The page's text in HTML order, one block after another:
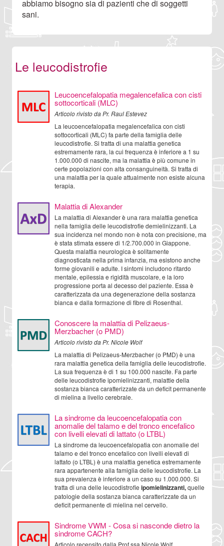
abbiamo bisogno sia di pazienti che di soggetti
sani.
Le leucodistrofie
Leucoencefalopatia megalencefalica con cisti
sottocorticali (MLC)
Articolo rivisto da Pr. Raul Estevez
La leucoencefalopatia megalencefalica con cisti
sottocorticali (MLC) fa parte della famiglia delle
leucodistrofie. Si tratta di una malattia genetica
estremamente rara, la cui frequenza è inferiore a 1 su
1.000.000 di nascite, ma la malattia è più comune in
certe popolazioni con alta consanguineità. Si tratta di
una malattia per la quale attualmente non esiste alcuna
terapia.
Malattia di Alexander
La malattia di Alexander è una rara malattia genetica
nella famiglia delle leucodistrofie demielinizzanti. La
sua incidenza nel mondo non è nota con precisione, ma
è stata stimata essere di 1/2.700.000 in Giappone.
Questa malattia neurologica è solitamente
diagnosticata nella prima infanzia, ma esistono anche
forme giovanili e adulte. I sintomi includono ritardo
mentale, epilessia e rigidità muscolare, e la loro
progressione porta al decesso del paziente. Essa è
caratterizzata da una degenerazione della sostanza
bianca e dalla formazione di fibre di Rosenthal.
Conoscere la malattia di Pelizaeus-
Merzbacher (o PMD)
Articolo rivisto da Pr. Nicole Wolf
La malattia di Pelizaeus-Merzbacher (o PMD) è una
rara malattia genetica della famiglia delle leucodistrofie.
La sua frequenza è di 1 su 100.000 nascite. Fa parte
delle leucodistrofie ipomielinizzanti, malattie della
sostanza bianca caratterizzate da un deficit permanente
di mielina a livello cerebrale.
La sindrome da leucoencefalopatia con
anomalie del talamo e del tronco encefalico
con livelli elevati di lattato (o LTBL)
La sindrome da leucoencefalopatia con anomalie del
talamo e del tronco encefalico con livelli elevati di
lattato (o LTBL) è una malattia genetica estremamente
rara appartenente alla famiglia delle leucodistrofie. La
sua prevalenza è inferiore a un caso su 1.000.000. Si
tratta di una delle leucodistrofie ipomielinizzanti,quelle
patologie della sostanza bianca caratterizzate da un
deficit permanente di mielina nel cervello.
Sindrome VWM - Cosa si nasconde dietro la
sindrome CACH?
Articolo recensito dalla Prof.ssa Nicole Wolf